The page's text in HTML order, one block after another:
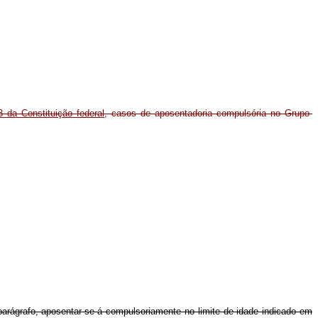
da Constituição federal, casos de aposentadoria compulsória no Grupo-
aposentar-se-á compulsoriamente no limite de idade indicado em